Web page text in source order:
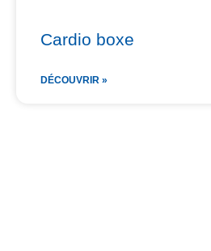
Cardio boxe
DÉCOUVRIR »